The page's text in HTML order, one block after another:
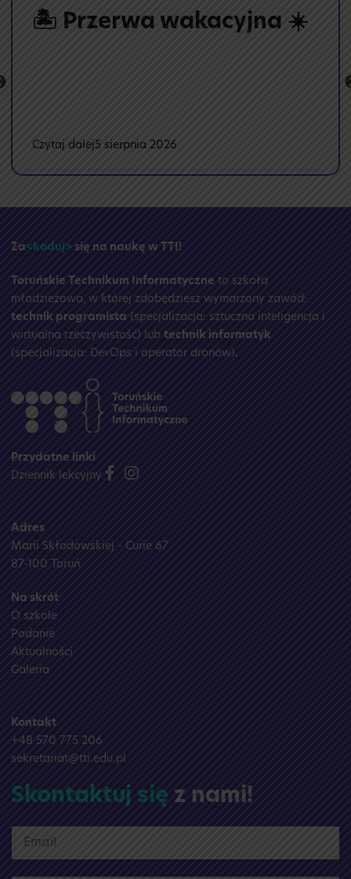
🏝️ Przerwa wakacyjna ☀️
Czytaj dalej:5 sierpnia 2026
Za<koduj> się na naukę w TTI!
Toruńskie Technikum Informatyczne to szkoła
młodzieżowa, w której zdobędziesz wymarzony zawód:
technik programista (specjalizacja: sztuczna inteligencja i
wirtualna rzeczywistość) lub technik informatyk
(specjalizacja: DevOps i operator dronów).
Przydatne linki
Dziennik lekcyjny
Adres
Marii Skłodowskiej - Curie 67
87-100 Toruń
Na skrót
O szkole
Podanie
Aktualności
Galeria
Kontakt
+48 570 775 206
sekretariat@tti.edu.pl
Skontaktuj się z nami!